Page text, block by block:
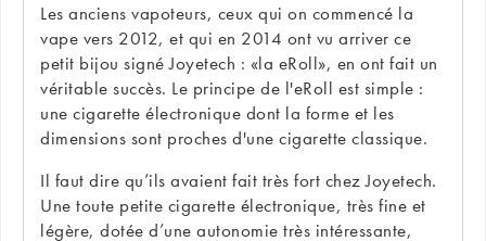
Les anciens vapoteurs, ceux qui on commencé la
vape vers 2012, et qui en 2014 ont vu arriver ce
petit bijou signé Joyetech : «la eRoll», en ont fait un
véritable succès. Le principe de l'eRoll est simple :
une cigarette électronique dont la forme et les
dimensions sont proches d'une cigarette classique.
Il faut dire qu’ils avaient fait très fort chez Joyetech.
Une toute petite cigarette électronique, très fine et
légère, dotée d’une autonomie très intéressante,